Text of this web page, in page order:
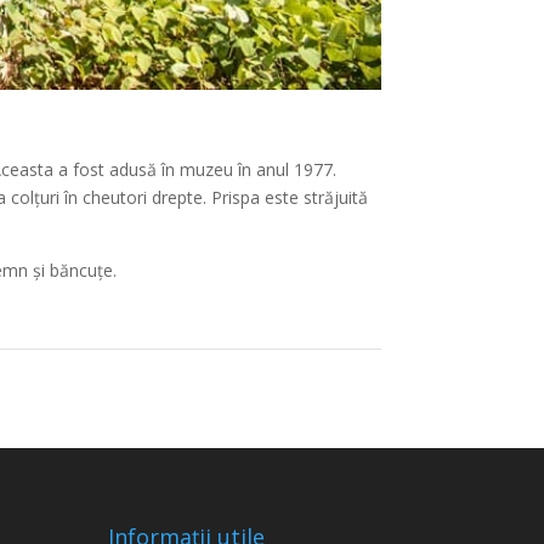
a fost adusă în muzeu în anul 1977.
în cheutori drepte. Prispa este străjuită
și băncuțe.
Informații utile